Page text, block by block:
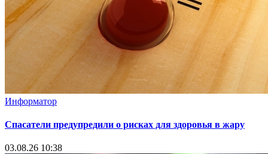
Информатор
Спасатели предупредили о рисках для здоровья в жару
03.08.26 10:38